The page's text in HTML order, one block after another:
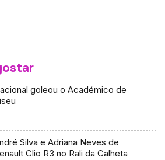
goleou o Académico de
Silva e Adriana Neves de
Clio R3 no Rali da Calheta